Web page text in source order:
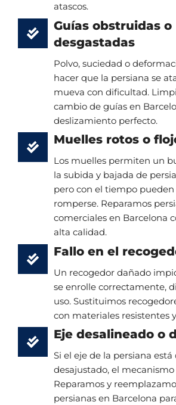
atascos.
Guías obstruidas o
desgastadas
Polvo, suciedad o
hacer que la persiana se
mueva con dificultad.
cambio de guías en
deslizamiento perfecto.
Muelles rotos o
Los muelles permiten un
la subida y bajada de
pero con el tiempo
romperse. Reparamos
comerciales en Barcelona
alta calidad.
Fallo en el
Un recogedor dañado
se enrolle correctamente,
uso. Sustituimos
con materiales resistentes
Eje desalineado o
Si el eje de la persiana
desajustado, el
Reparamos y
persianas en Barcelona